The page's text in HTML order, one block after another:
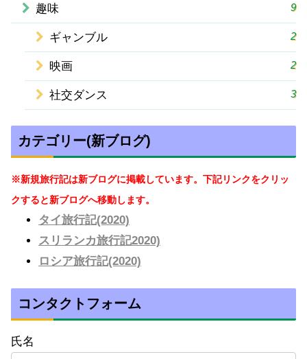
趣味 9
ギャンブル 2
映画 2
社交ダンス 3
カテゴリー(新ブログ)
※新規旅行記は新ブログに掲載しています。下記リンクをクリッ
クすると新ブログへ移動します。
タイ旅行記(2020)
スリランカ旅行記2020)
ロシア旅行記(2020)
コンタクトフォーム
氏名